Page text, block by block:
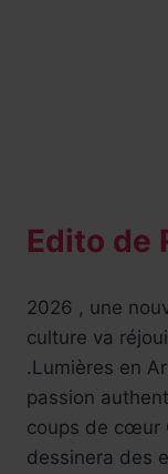
Edito de
2026 , une
culture va
.Lumières en
passion
coups de cœur
dessinera des